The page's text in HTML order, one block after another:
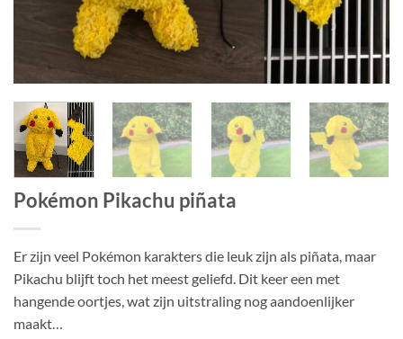
Pokémon Pikachu piñata
Er zijn veel Pokémon karakters die leuk zijn als piñata, maar
Pikachu blijft toch het meest geliefd. Dit keer een met
hangende oortjes, wat zijn uitstraling nog aandoenlijker
maakt…